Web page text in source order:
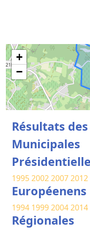
+
−
Résultats
Municipales
1995200220072012
Européenens
1994 199920042014
Régionales